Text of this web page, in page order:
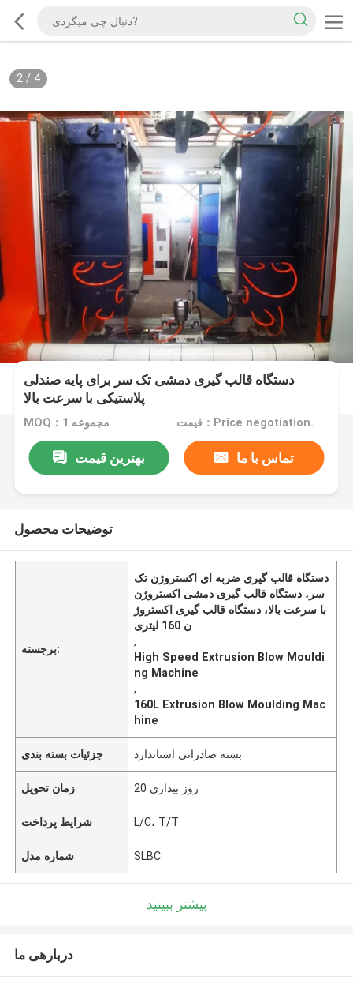
2/ 4
دستگاه قالب گیری دمشی تک سر برای پایه صندلی
پلاستیکی با سرعت بالا
MOQ：1 مجموعه قیمت：Price negotiation.
بهترین قیمت تماس با ما
توضیحات محصول
برجسته:
دستگاه قالب گیری ضربه ای اکستروژن تک
سر، دستگاه قالب گیری دمشی اکستروژن
با سرعت بالا، دستگاه قالب گیری اکستروژ
ن 160 لیتری
,
High Speed Extrusion Blow Mouldi
ng Machine
,
160L Extrusion Blow Moulding Mac
hine
جزئیات بسته بندی بسته صادراتی استاندارد
زمان تحویل 20 روز بیداری
شرایط پرداخت L/C، T/T
شماره مدل SLBC
بیشتر ببینید
دربارهی ما